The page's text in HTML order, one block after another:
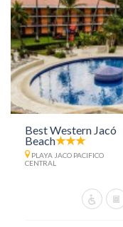
Best Western Jacó
Beach
PLAYA JACO PACIFICO
CENTRAL